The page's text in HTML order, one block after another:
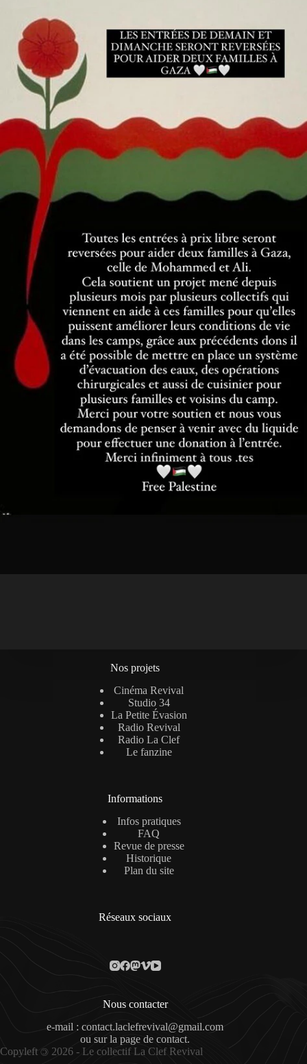
Nos projets
Cinéma Revival
Studio 34
La Petite Évasion
Radio Revival
Radio La Clef
Le fanzine
Informations
Infos pratiques
FAQ
Revue de presse
Historique
Plan du site
Réseaux sociaux
Nous contacter
e-mail : contact.laclefrevival@gmail.com
ou sur lapage de contact.
Copyleft © 2026 - Le collectif La Clef Revival